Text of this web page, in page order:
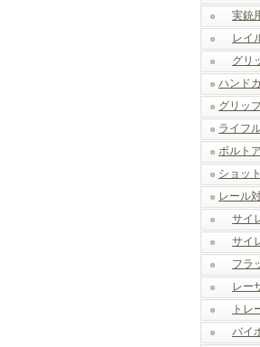
実銃
レイ
グリ
ハンド
グリッ
ライフ
ボルト
ショッ
レール
サイ
サイ
フラ
レー
トレ
バイ